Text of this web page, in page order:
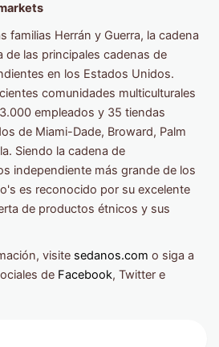
familias Herrán y Guerra, la cadena
de las principales cadenas de
en los Estados Unidos.
comunidades multiculturales
empleados y 35 tiendas
de Miami-Dade, Broward, Palm
Siendo la cadena de
independiente más grande de los
es reconocido por su excelente
de productos étnicos y sus
visite sedanos.com o siga a
de Facebook, Twitter e